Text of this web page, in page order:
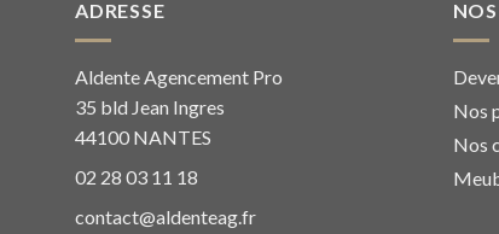
ADRESSE
Aldente Agencement Pro
35 bld Jean Ingres
44100 NANTES
02 28 03 11 18
contact@aldenteag.fr
Nos
Nos